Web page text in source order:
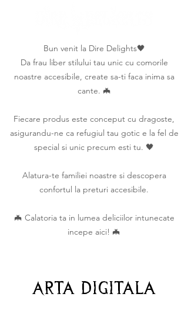
Bun venit la Dire Delights🖤
Da frau liber stilului tau unic cu comorile
noastre accesibile, create sa-ti faca inima sa
cante. 🦇
Fiecare produs este conceput cu dragoste,
asigurandu-ne ca refugiul tau gotic e la fel de
special si unic precum esti tu. 🖤
Alatura-te familiei noastre si descopera
confortul la preturi accesibile.
🦇 Calatoria ta in lumea deliciilor intunecate
incepe aici! 🦇
Arta digitala